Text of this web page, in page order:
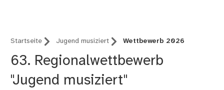
Startseite Jugend musiziert Wettbewerb 2026
63. Regionalwettbewerb
"Jugend musiziert"